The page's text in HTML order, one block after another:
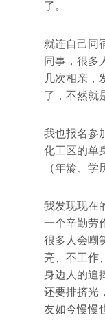
了。
就连自己同
同事，很多
几次相亲，
了，不然就
我也报名参
化工区的单
（年龄、
我发现现在
一个辛勤劳
很多人会嘲
亮、不工作
身边人的追
还要排挤光
友如今慢慢